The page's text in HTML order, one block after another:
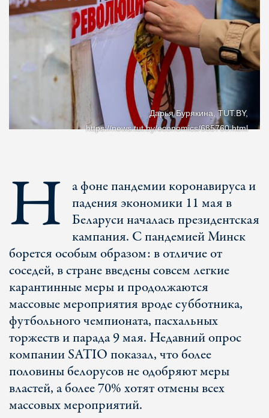
Дарья Бурякина, TUT.BY,
https://news.tut.by/economics/685760.html
Н
а фоне пандемии коронавируса и
падения экономики 11 мая в
Беларуси началась президентская
кампания. С пандемией Минск
борется особым образом: в отличие от
соседей, в стране введены совсем легкие
карантинные меры и продолжаются
массовые мероприятия вроде субботника,
футбольного чемпионата, пасхальных
торжеств и парада 9 мая. Недавний опрос
компании SATIO показал, что более
половины белорусов не одобряют меры
властей, а более 70% хотят отмены всех
массовых мероприятий.